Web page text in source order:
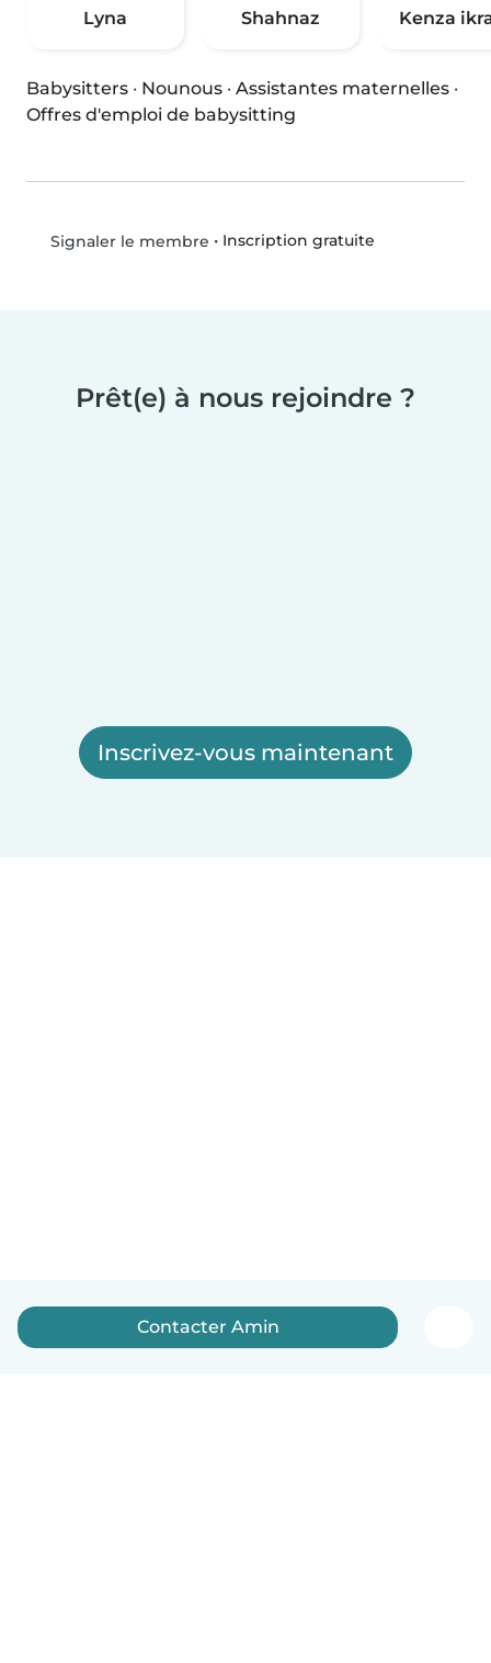
Lyna Shahnaz Kenza
Babysitters · Nounous · Assistantes maternelles ·
Offres d'emploi de babysitting
Signaler le membre • Inscription gratuite
Prêt(e) à nous rejoindre ?
Inscrivez-vous maintenant
Contacter Amin